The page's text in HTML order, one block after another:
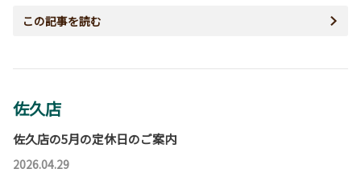
この記事を読む
佐久店
佐久店の5月の定休日のご案内
2026.04.29